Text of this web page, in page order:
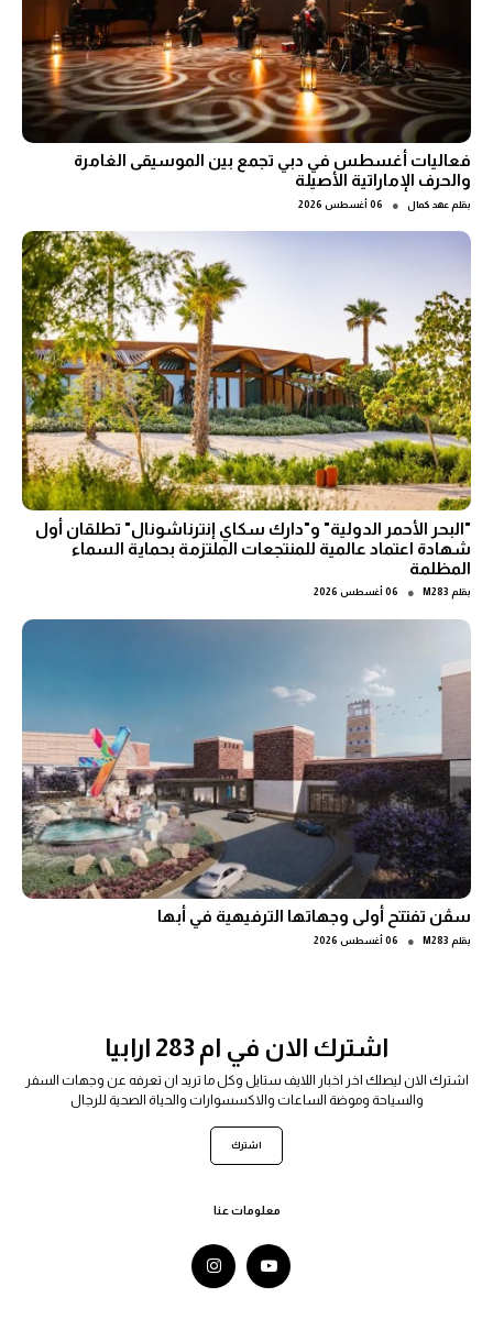
فعاليات أغسطس في دبي تجمع بين الموسيقى الغامرة
والحرف الإماراتية الأصيلة
بقلم عهد كمال ● 06 أغسطس 2026
"البحر الأحمر الدولية" و"دارك سكاي إنترناشونال" تطلقان أول
شهادة اعتماد عالمية للمنتجعات الملتزمة بحماية السماء
المظلمة
بقلم M283
● 06 أغسطس 2026
سڤن تفتتح أولى وجهاتها الترفيهية في أبها
بقلم M283
● 06 أغسطس 2026
اشترك الان في ام 283 ارابيا
اشترك الان ليصلك اخر اخبار اللايف ستايل وكل ما تريد ان تعرفه عن وجهات السفر
والسياحة وموضة الساعات والاكسسوارات والحياة الصحية للرجال
اشترك
معلومات عنا